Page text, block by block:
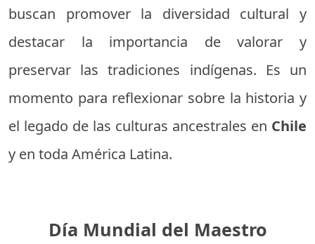
buscan promover la diversidad cultural y
destacar la importancia de valorar y
preservar las tradiciones indígenas. Es un
momento para reflexionar sobre la historia y
el legado de las culturas ancestrales en Chile
y en toda América Latina.
Día Mundial del Maestro